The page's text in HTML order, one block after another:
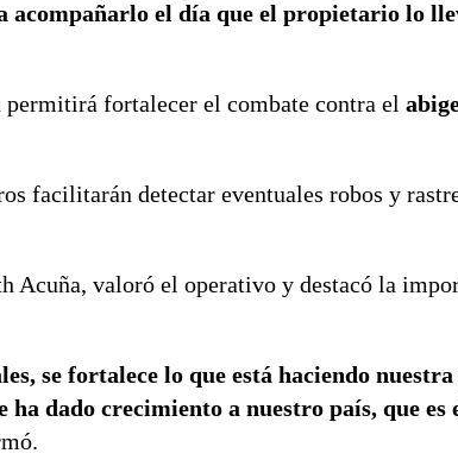
acompañarlo el día que el propietario lo
permitirá fortalecer el combate contra el
facilitarán detectar eventuales robos y
Acuña, valoró el operativo y destacó la
se fortalece lo que está haciendo
dado crecimiento a nuestro país, que es